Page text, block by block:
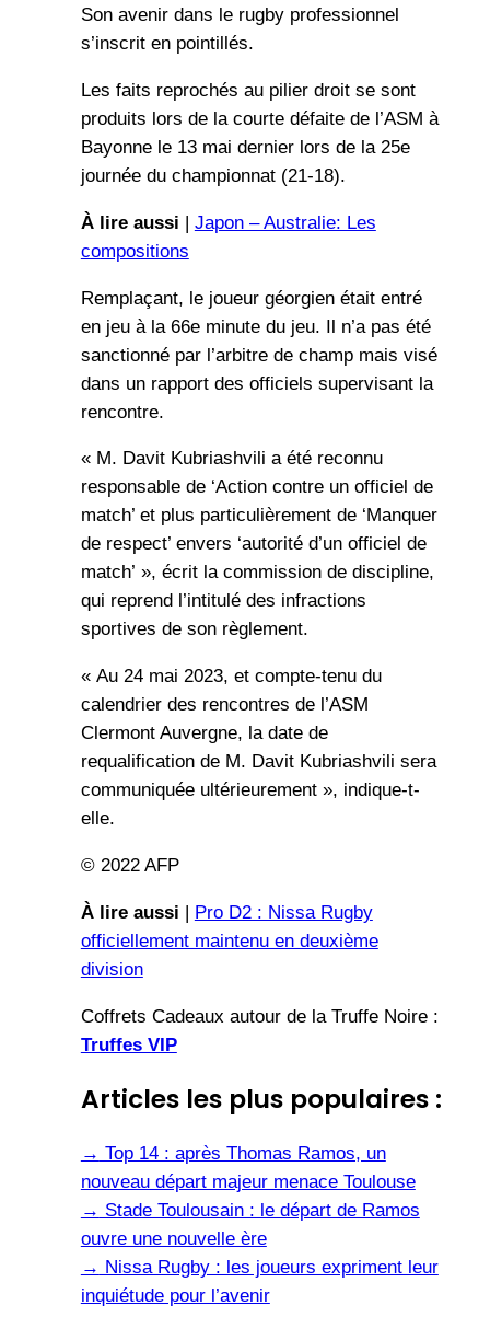
Son avenir dans le rugby professionnel
s’inscrit en pointillés.
Les faits reprochés au pilier droit se sont
produits lors de la courte défaite de l’ASM à
Bayonne le 13 mai dernier lors de la 25e
journée du championnat (21-18).
À lire aussi | Japon – Australie: Les
compositions
Remplaçant, le joueur géorgien était entré
en jeu à la 66e minute du jeu. Il n’a pas été
sanctionné par l’arbitre de champ mais visé
dans un rapport des officiels supervisant la
rencontre.
« M. Davit Kubriashvili a été reconnu
responsable de ‘Action contre un officiel de
match’ et plus particulièrement de ‘Manquer
de respect’ envers ‘autorité d’un officiel de
match’ », écrit la commission de discipline,
qui reprend l’intitulé des infractions
sportives de son règlement.
« Au 24 mai 2023, et compte-tenu du
calendrier des rencontres de l’ASM
Clermont Auvergne, la date de
requalification de M. Davit Kubriashvili sera
communiquée ultérieurement », indique-t-
elle.
© 2022 AFP
À lire aussi | Pro D2 : Nissa Rugby
officiellement maintenu en deuxième
division
Coffrets Cadeaux autour de la Truffe Noire :
Truffes VIP
Articles les plus populaires :
→ Top 14 : après Thomas Ramos, un
nouveau départ majeur menace Toulouse
→ Stade Toulousain : le départ de Ramos
ouvre une nouvelle ère
→ Nissa Rugby : les joueurs expriment leur
inquiétude pour l’avenir